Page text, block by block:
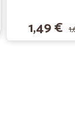
1,49 €